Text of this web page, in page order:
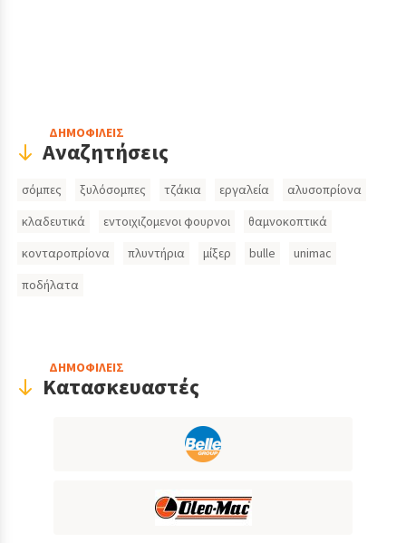
HeaderΔΗΜΟΦΙΛΕΙΣ
Αναζητήσεις
Search
σόμπες ξυλόσομπες τζάκια εργαλεία
αλυσοπρίονα
κλαδευτικά
εντοιχιζομενοι φουρνοι
θαμνοκοπτικά
κονταροπρίονα
πλυντήρια μίξερ bulle
unimac
ποδήλατα
ΔΗΜΟΦΙΛΕΙΣ
Κατασκευαστές